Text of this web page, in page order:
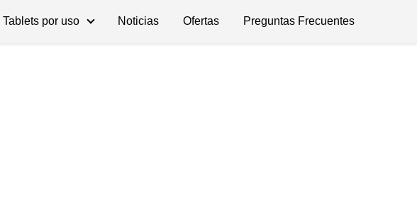
Tablets por uso Noticias Ofertas Preguntas Frecuentes